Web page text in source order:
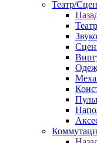
Театр/